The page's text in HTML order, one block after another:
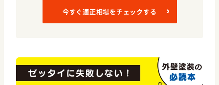
今すぐ適正相場をチェックする